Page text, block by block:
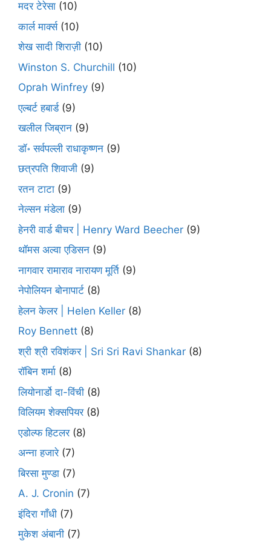
मदर टेरेसा (10)
कार्ल मार्क्स(10)
शेख सादी शिराज़ी (10)
Winston S. Churchill (10)
Oprah Winfrey (9)
एल्बर्ट हबार्ड(9)
खलील जिब्रान (9)
डॉ॰ सर्वपल्ली राधाकृष्णन (9)
छत्रपति शिवाजी (9)
रतन टाटा (9)
नेल्सन मंडेला (9)
हेनरी वार्ड बीचर | Henry Ward Beecher (9)
थॉमस अल्वा एडिसन (9)
नागवार रामाराव नारायण मूर्ति (9)
नेपोलियन बोनापार्ट (8)
हेलन केलर | Helen Keller (8)
Roy Bennett (8)
श्री श्री रविशंकर | Sri Sri Ravi Shankar (8)
रॉबिन शर्मा (8)
लियोनार्डो दा-विंची (8)
विलियम शेक्सपियर(8)
एडोल्फ हिटलर(8)
अन्ना हजारे(7)
बिरसा मुण्डा (7)
A. J. Cronin (7)
इंदिरा गाँधी (7)
मुकेश अंबानी (7)